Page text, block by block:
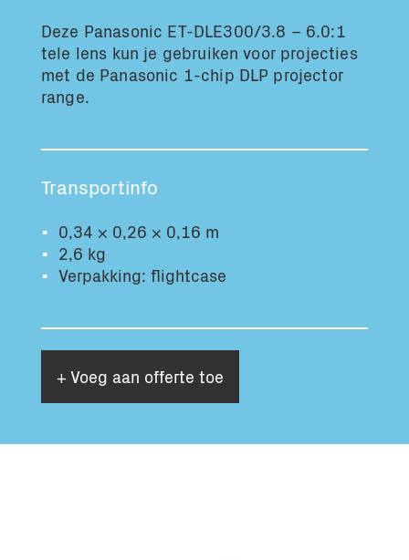
Transport informatie:
Totaal volume:
Deze Panasonic ET-DLE300/3.8 – 6.0:1
tele lens kun je gebruiken voor projecties
met de Panasonic 1-chip DLP projector
range.
Transportinfo
0,34 × 0,26 × 0,16 m
2,6 kg
Verpakking: flightcase
+ Voeg aan offerte toe